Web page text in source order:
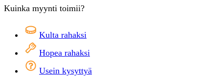
Kuinka myynti toimii?
Kulta rahaksi
Hopea rahaksi
Usein kysyttyä